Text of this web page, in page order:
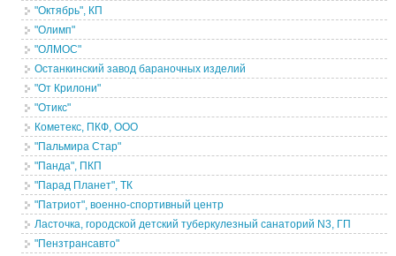
"Октябрь", КП
"Олимп"
"ОЛМОС"
Останкинский завод бараночных изделий
"От Крилони"
"Отикс"
Кометекс, ПКФ, ООО
"Пальмира Стар"
"Панда", ПКП
"Парад Планет", ТК
"Патриот", военно-спортивный центр
Ласточка, городской детский туберкулезный санаторий N3, ГП
"Пензтрансавто"